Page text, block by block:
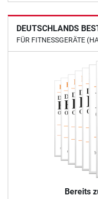
DEUTSCHLANDS
FÜR FITNESSGERÄTE
Bereits